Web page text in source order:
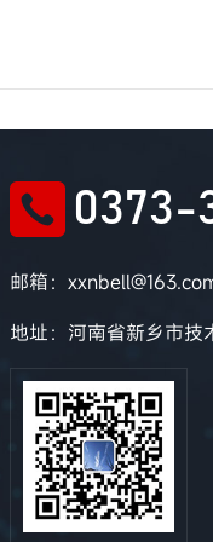
0373-
邮箱：
地址：河南省新乡市技